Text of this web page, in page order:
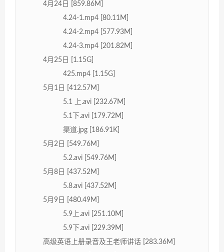
4月24日 [859.86M]
4.24-1.mp4 [80.11M]
4.24-2.mp4 [577.93M]
4.24-3.mp4 [201.82M]
4月25日 [1.15G]
425.mp4 [1.15G]
5月1日 [412.57M]
5.1 上.avi [232.67M]
5.1下.avi [179.72M]
渠道.jpg [186.91K]
5月2日 [549.76M]
5.2.avi [549.76M]
5月8日 [437.52M]
5.8.avi [437.52M]
5月9日 [480.49M]
5.9上.avi [251.10M]
5.9下.avi [229.39M]
高级英语上册录音及王老师讲话 [283.36M]